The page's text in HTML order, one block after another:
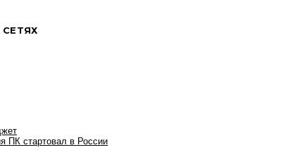
ПК стартовал в России